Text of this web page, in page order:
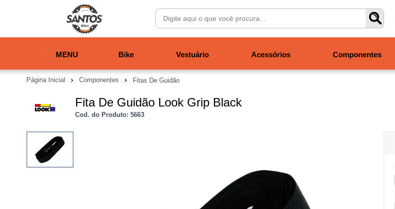
MENU Bike Vestuário Acessórios Componentes
Página Inicial Componentes Fitas De Guidão
Fita De Guidão Look Grip Black
Cod. do Produto: 5663